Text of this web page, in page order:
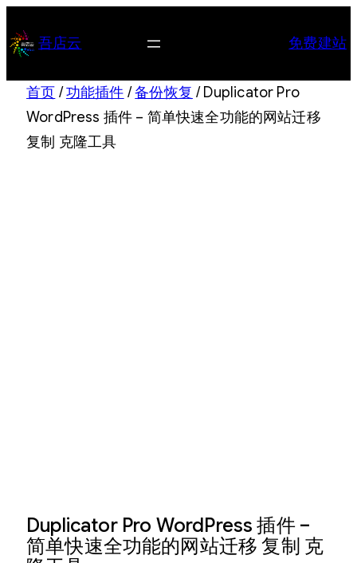
至
吾店云 免费建站
首页 /功能插件 /备份恢复 / Duplicator Pro
WordPress 插件 – 简单快速全功能的网站迁移
复制 克隆工具
Duplicator Pro WordPress 插件 –
简单快速全功能的网站迁移 复制 克